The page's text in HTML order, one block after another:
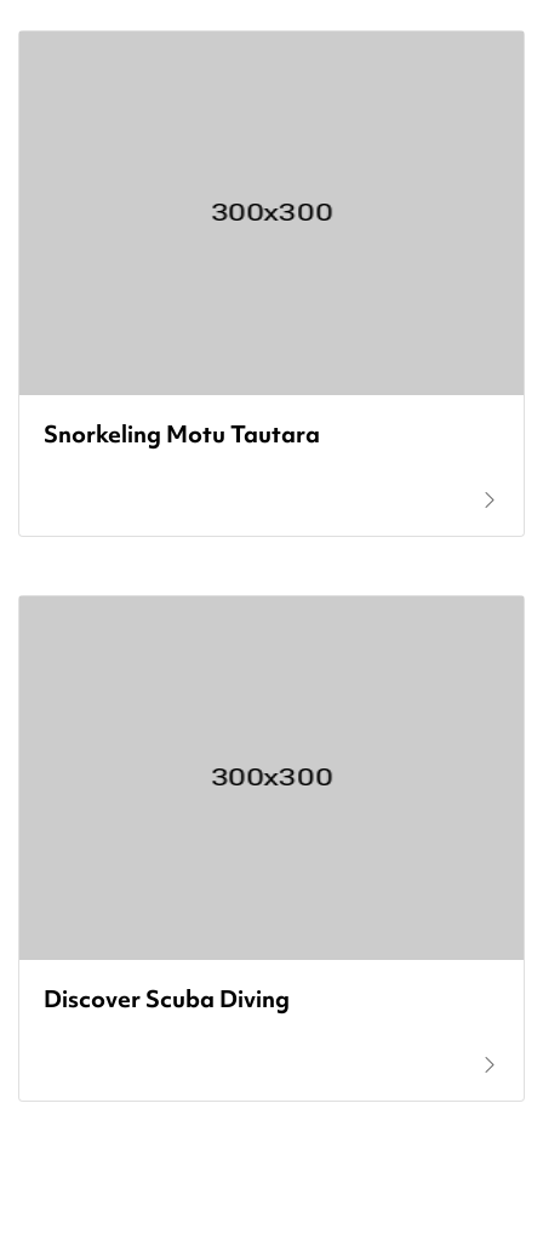
Snorkeling Motu Tautara
Discover Scuba Diving